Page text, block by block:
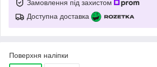
Замовлення під захистом
Доступна доставка
Поверхня наліпки